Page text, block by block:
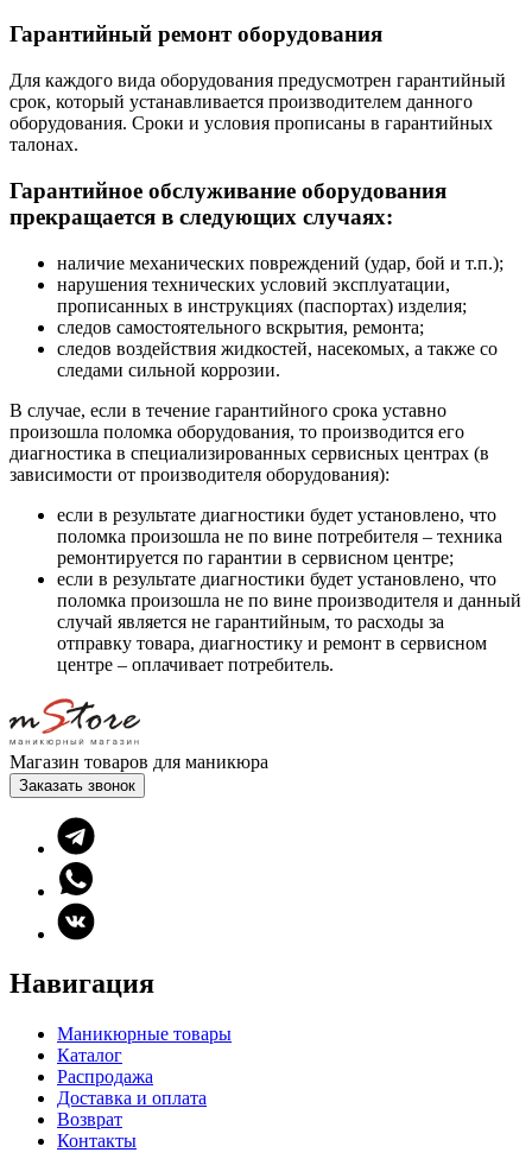
Гарантийный ремонт оборудования
Для каждого вида оборудования предусмотрен гарантийный
срок, который устанавливается производителем данного
оборудования. Сроки и условия прописаны в гарантийных
талонах.
Гарантийное обслуживание оборудования
прекращается в следующих случаях:
наличие механических повреждений (удар, бой и т.п.);
нарушения технических условий эксплуатации,
прописанных в инструкциях (паспортах) изделия;
следов самостоятельного вскрытия, ремонта;
следов воздействия жидкостей, насекомых, а также со
следами сильной коррозии.
В случае, если в течение гарантийного срока уставно
произошла поломка оборудования, то производится его
диагностика в специализированных сервисных центрах (в
зависимости от производителя оборудования):
если в результате диагностики будет установлено, что
поломка произошла не по вине потребителя – техника
ремонтируется по гарантии в сервисном центре;
если в результате диагностики будет установлено, что
поломка произошла не по вине производителя и данный
случай является не гарантийным, то расходы за
отправку товара, диагностику и ремонт в сервисном
центре – оплачивает потребитель.
Магазин товаров для маникюра
Заказать звонок
Навигация
Маникюрные товары
Каталог
Распродажа
Доставка и оплата
Возврат
Контакты